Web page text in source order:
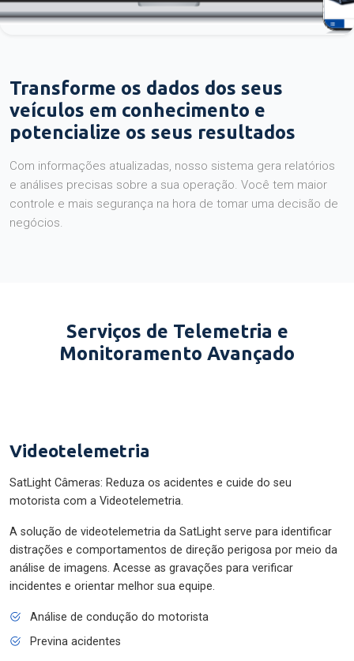
Transforme os dados dos seus
veículos em conhecimento e
potencialize os seus resultados
Com informações atualizadas, nosso sistema gera relatórios
e análises precisas sobre a sua operação. Você tem maior
controle e mais segurança na hora de tomar uma decisão de
negócios.
Serviços de Telemetria e
Monitoramento Avançado
Videotelemetria
SatLight Câmeras: Reduza os acidentes e cuide do seu
motorista com a Videotelemetria.
A solução de videotelemetria da SatLight serve para identificar
distrações e comportamentos de direção perigosa por meio da
análise de imagens. Acesse as gravações para verificar
incidentes e orientar melhor sua equipe.
Análise de condução do motorista
Previna acidentes